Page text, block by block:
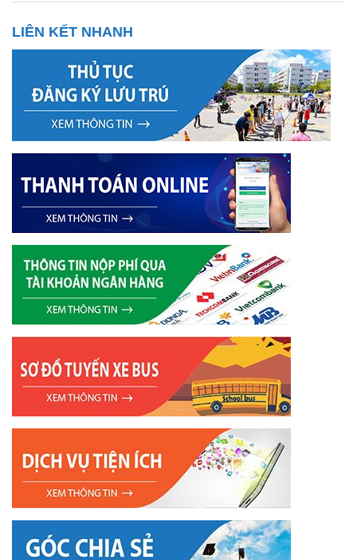
LIÊN KẾT NHANH